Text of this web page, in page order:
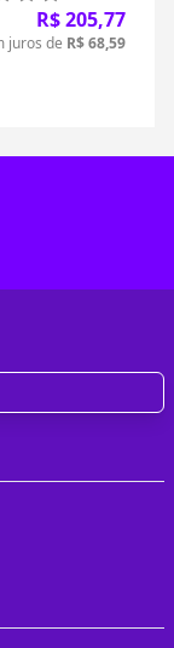
R$ 205,77
juros de R$ 68,59